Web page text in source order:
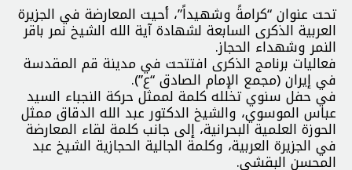
تحت عنوان “كرامةً وشهيداً”، أحيت المعارضة في الجزيرة
العربية الذكرى السابعة لشهادة آية الله الشيخ نمر باقر
النمر وشهداء الحجاز.
فعاليات برنامج الذكرى افتتحت في مدينة قم المقدسة
في إيران (مجمع الإمام الصادق “ع”).
في حفل سنوي تخلله كلمة لممثل حركة النجباء السيد
عباس الموسوي، والشيخ الدكتور عبد الله الدقاق ممثل
الحوزة العلمية البحرانية، إلى جانب كلمة لقاء المعارضة
في الجزيرة العربية، وكلمة الجالية الحجازية الشيخ عبد
المحسن البقشي.